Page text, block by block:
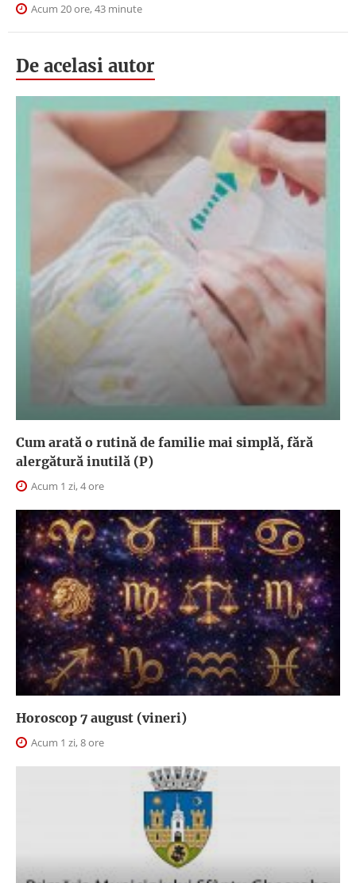
Acum 20 ore, 43 minute
De acelasi autor
Cum arată o rutină de familie mai simplă, fără
alergătură inutilă (P)
Acum 1 zi, 4 ore
Horoscop 7 august (vineri)
Acum 1 zi, 8 ore